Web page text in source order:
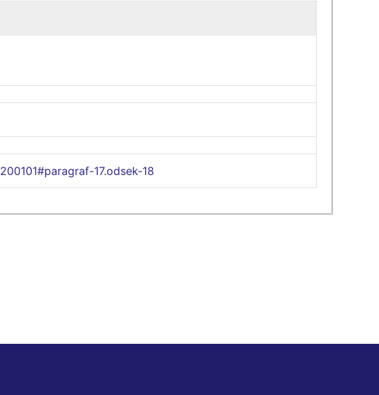
17.odsek-18